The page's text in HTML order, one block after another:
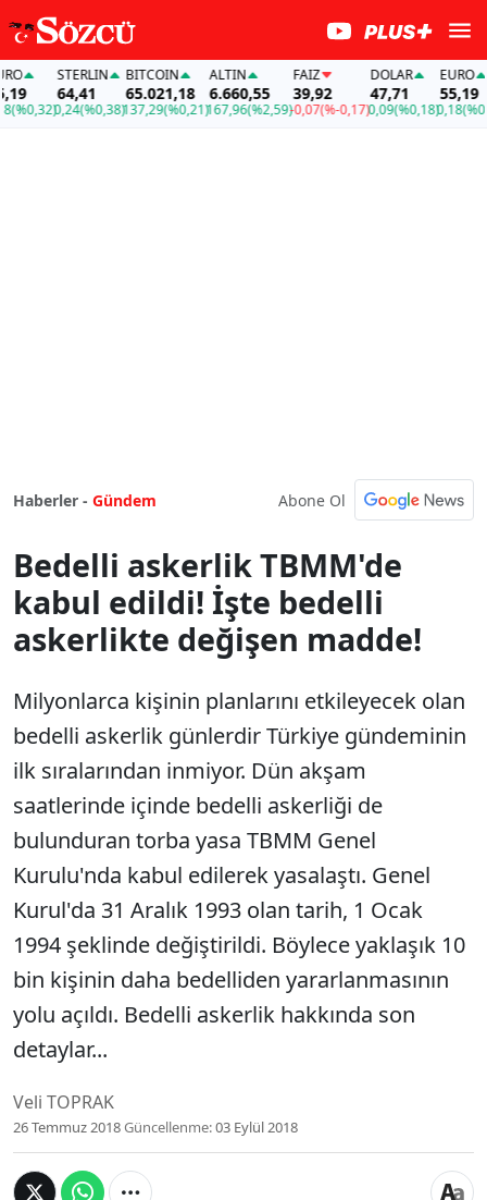
STERLIN
64,41
0,24(%0,38)
BITCOIN
65.021,18
137,29(%0,21)
ALTIN
6.660,55
167,96(%2,59)
FAİZ
39,92
-0,07(%-0,17)
DOLAR
47,71
0,09(%0,18)
EURO
55,19
0,18
Haberler - Gündem Abone Ol
Bedelli askerlik TBMM'de
kabul edildi! İşte bedelli
askerlikte değişen madde!
Milyonlarca kişinin planlarını etkileyecek olan
bedelli askerlik günlerdir Türkiye gündeminin
ilk sıralarından inmiyor. Dün akşam
saatlerinde içinde bedelli askerliği de
bulunduran torba yasa TBMM Genel
Kurulu'nda kabul edilerek yasalaştı. Genel
Kurul'da 31 Aralık 1993 olan tarih, 1 Ocak
1994 şeklinde değiştirildi. Böylece yaklaşık 10
bin kişinin daha bedelliden yararlanmasının
yolu açıldı. Bedelli askerlik hakkında son
detaylar...
Veli TOPRAK
26 Temmuz 2018Güncellenme:03 Eylül 2018